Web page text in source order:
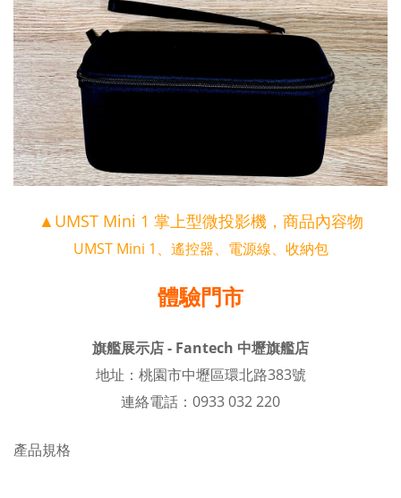
▲ UMST Mini 1 掌上型微投影機，商品內容物
UMST Mini 1、遙控器、電源線、收納包
體驗門市
旗艦展示店 - Fantech 中壢旗艦店
地址：桃園市中壢區環北路383號
連絡電話：0933 032 220
產品規格